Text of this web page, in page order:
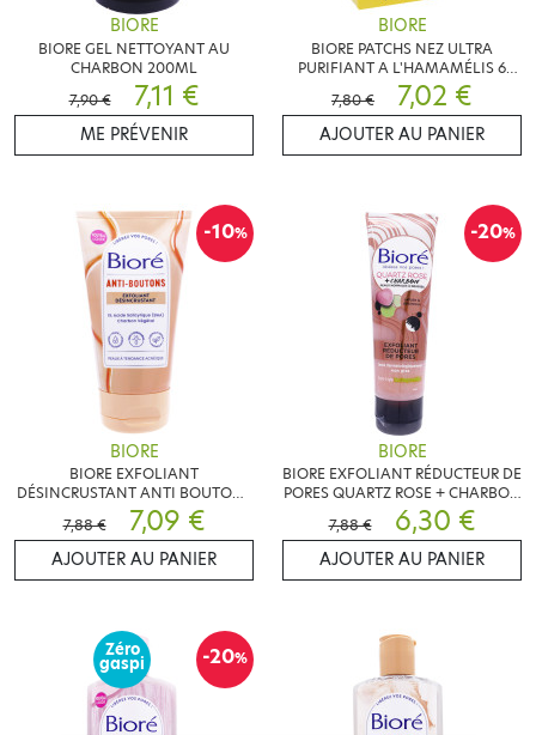
BIORE
BIORE GEL NETTOYANT AU
CHARBON 200ML
7,90 €
7,11 €
ME PRÉVENIR
BIORE
BIORE PATCHS NEZ ULTRA
PURIFIANT A L'HAMAMÉLIS 6
PATCHS
7,80 € 7,02 €
AJOUTER AU PANIER
-10%
BIORE
BIORE EXFOLIANT
DÉSINCRUSTANT ANTI BOUTONS
125ML
7,88 € 7,09 €
AJOUTER AU PANIER
-20%
BIORE
BIORE EXFOLIANT RÉDUCTEUR DE
PORES QUARTZ ROSE + CHARBON
110ML
7,88 € 6,30 €
AJOUTER AU PANIER
-20%
Zéro
gaspi